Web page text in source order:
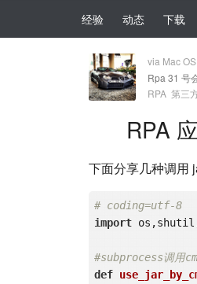
经验 动态 下载
via Mac OS
Rpa 31 号
RPA 第三
RPA
下面分享几种调用
# coding=utf-8
import
#subprocess调用
def